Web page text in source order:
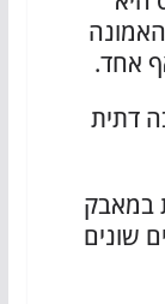
אחד.
דתית
במאבק
שונים